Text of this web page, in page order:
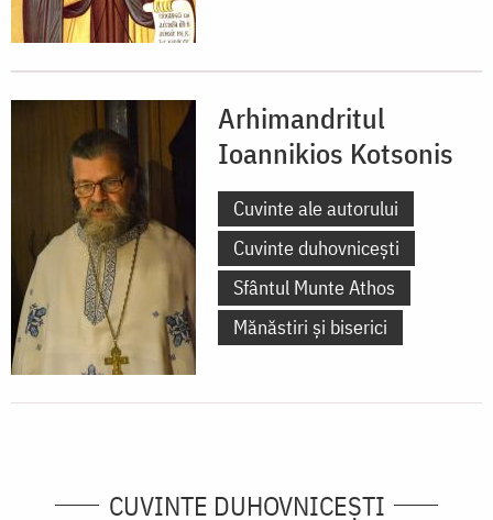
Arhimandritul
Ioannikios Kotsonis
Cuvinte ale autorului
Cuvinte duhovnicești
Sfântul Munte Athos
Mănăstiri și biserici
CUVINTE DUHOVNICEȘTI